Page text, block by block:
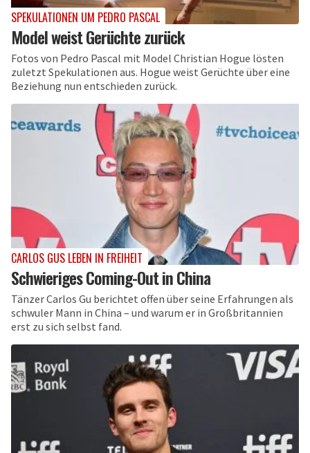
SPEKULATIONEN UM PEDRO PASCAL
Model weist Gerüchte zurück
Fotos von Pedro Pascal mit Model Christian Hogue lösten
zuletzt Spekulationen aus. Hogue weist Gerüchte über eine
Beziehung nun entschieden zurück.
CARLOS GUS LEBEN IN FREIHEIT
Schwieriges Coming-Out in China
Tänzer Carlos Gu berichtet offen über seine Erfahrungen als
schwuler Mann in China – und warum er in Großbritannien
erst zu sich selbst fand.